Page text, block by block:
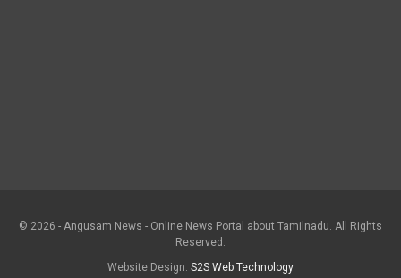
© 2026 - Angusam News - Online News Portal about Tamilnadu. All Rights
Reserved.
Website Design: S2S Web Technology